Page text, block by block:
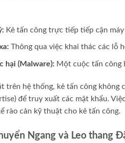
Kẻ tấn công trực tiếp tiếp cận
Thông qua việc khai thác các lỗ
hại (Malware):Một cuộc tấn công
trên hệ thống, kẻ tấn công không
để truy xuất các mật khẩu.
rào cản kỹ thuật cho kẻ tấn công.
Ngang và Leo thang